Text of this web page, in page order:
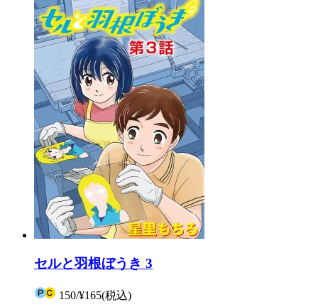
セルと羽根ぼうき 3
150/¥165(税込)